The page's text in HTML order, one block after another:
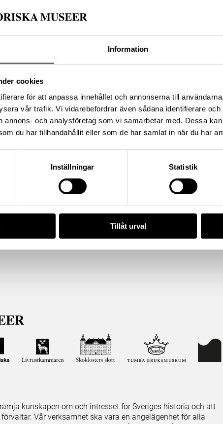
Information
cookies
för att anpassa innehållet och annonserna till
vår trafik. Vi vidarebefordrar även sådana identifierare
annons- och analysföretag som vi samarbetar med. Dessa
du har tillhandahållit eller som de har samlat in när du har
Inställningar Statistik
Tillåt urval
DA15-4C9B-BD8E-B863B1AB195C
enligt licensen CC0.
kunskapen om och intresset för Sveriges historia och att
Vår verksamhet ska vara en angelägenhet för alla